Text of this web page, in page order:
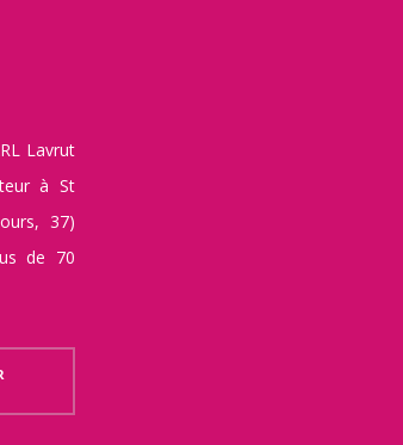
Lavrut
à St
37)
de 70